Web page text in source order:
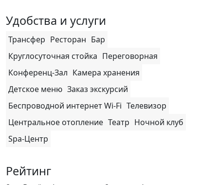
Удобства и услуги
Трансфер Ресторан Бар
Круглосуточная стойка Переговорная
Конференц-Зал Камера хранения
Детское меню Заказ экскурсий
Беспроводной интернет Wi-Fi Телевизор
Центральное отопление Театр Ночной клуб
Spa-Центр
Рейтинг